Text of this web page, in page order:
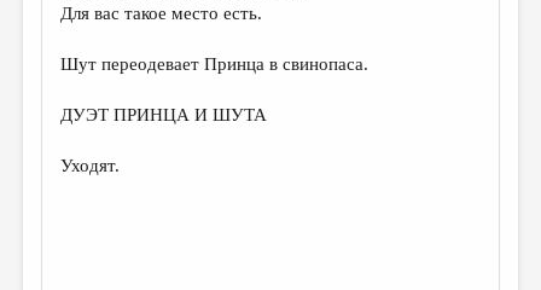
Для вас такое место есть.
Шут переодевает Принца в свинопаса.
ДУЭТ ПРИНЦА И ШУТА
Уходят.